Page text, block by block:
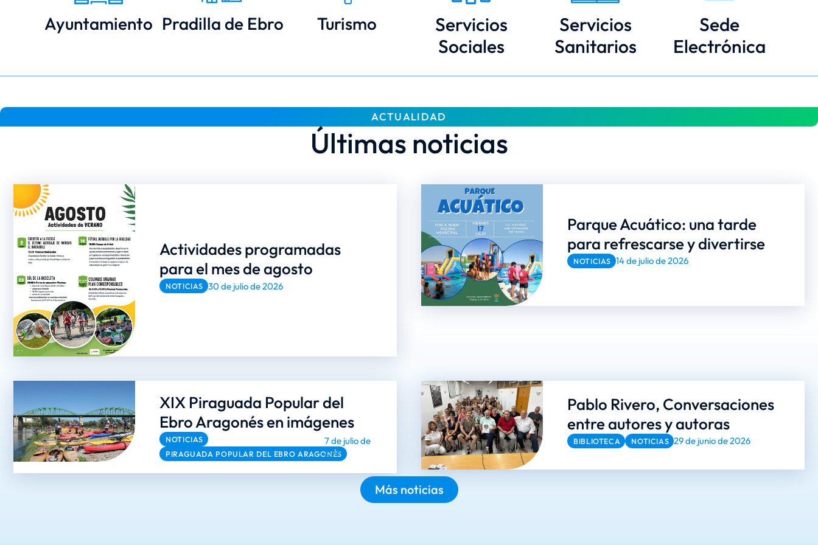
Ayuntamiento Pradilla de Ebro Turismo
Servicios
Sociales
Servicios
Sanitarios
Sede
Electrónica
ACTUALIDAD
Últimas noticias
Actividades programadas
para el mes de agosto
NOTICIAS 30 de julio de 2026
Parque Acuático: una tarde
para refrescarse y divertirse
NOTICIAS 14 de julio de 2026
XIX Piraguada Popular del
Ebro Aragonés en imágenes
NOTICIAS
PIRAGUADA POPULAR DEL EBRO ARAGONÉS
7 de julio de
2026
Pablo Rivero, Conversaciones
entre autores y autoras
BIBLIOTECA NOTICIAS 29 de junio de 2026
Más noticias